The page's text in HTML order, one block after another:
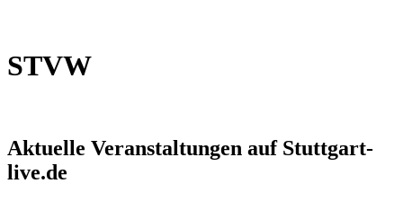
STVW
Aktuelle Veranstaltungen auf Stuttgart-
live.de